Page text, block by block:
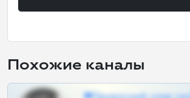
Похожие каналы